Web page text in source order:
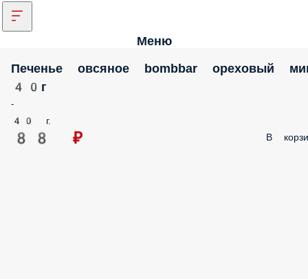
Меню
Печенье овсяное bombbar ореховый
40г
-
40 г.
88 ₽ В